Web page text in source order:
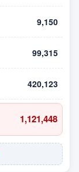
9,150
99,315
420,123
1,121,448